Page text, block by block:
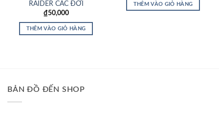
RAIDER CÁC ĐỜI
₫50,000
THÊM VÀO GIỎ HÀNG
THÊM VÀO GIỎ HÀNG
BẢN ĐỒ ĐẾN SHOP